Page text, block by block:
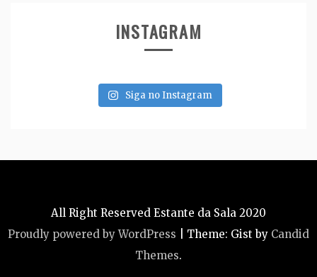
INSTAGRAM
Siga no Instagram
All Right Reserved Estante da Sala 2020
Proudly powered by WordPress
Theme: Gist by Candid
Themes.